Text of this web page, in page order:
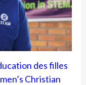
des filles
Christian